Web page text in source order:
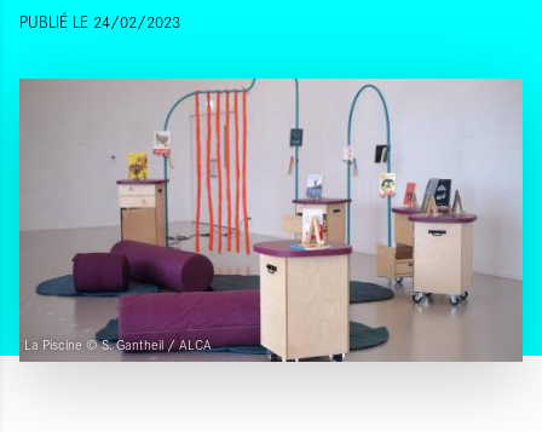
PUBLIÉ LE 24/02/2023
La Piscine © S. Gantheil / ALCA